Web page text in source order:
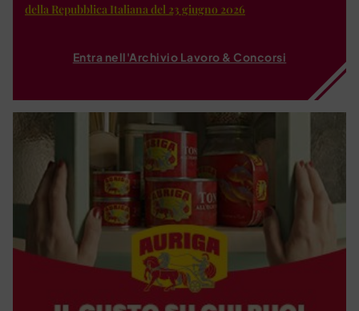
della Repubblica Italiana del 23 giugno 2026
Entra nell'Archivio Lavoro & Concorsi